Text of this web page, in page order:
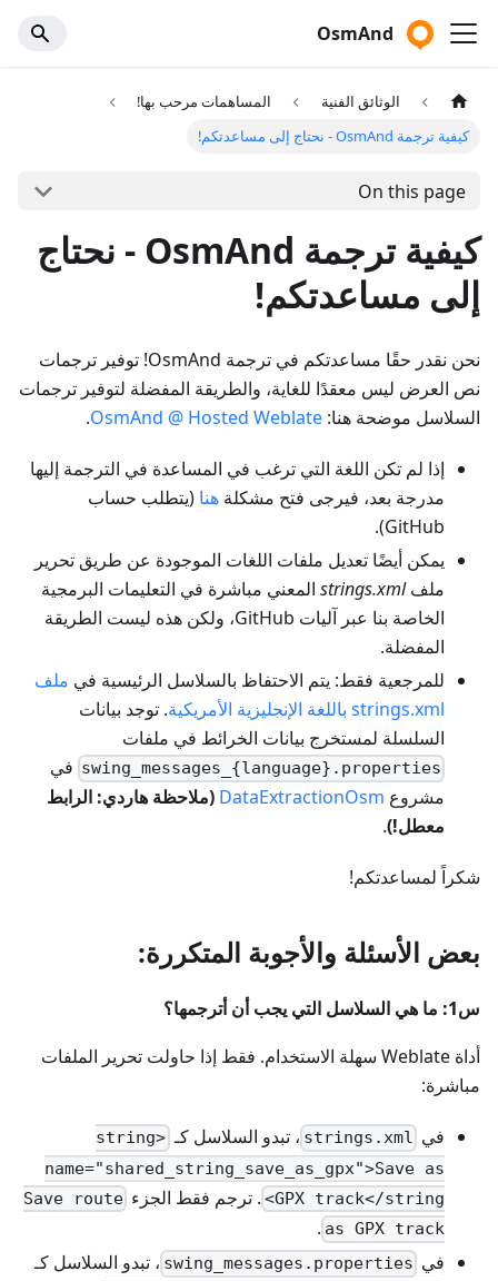
OsmAnd
الوثائق الفنية
المساهمات مرحب بها!
كيفية ترجمة OsmAnd - نحتاج إلى مساعدتكم!
On this page
كيفية ترجمة OsmAnd - نحتاج
إلى مساعدتكم!
نحن نقدر حقًا مساعدتكم في ترجمة OsmAnd! توفير ترجمات
نص العرض ليس معقدًا للغاية، والطريقة المفضلة لتوفير ترجمات
السلاسل موضحة هنا: OsmAnd @ Hosted Weblate
.
إذا لم تكن اللغة التي ترغب في المساعدة في الترجمة إليها
مدرجة بعد، فيرجى فتح مشكلة هنا (يتطلب حساب
GitHub).
يمكن أيضًا تعديل ملفات اللغات الموجودة عن طريق تحرير
ملفstrings.xml المعني مباشرة في التعليمات البرمجية
الخاصة بنا عبر آليات GitHub، ولكن هذه ليست الطريقة
المفضلة.
للمرجعية فقط: يتم الاحتفاظ بالسلاسل الرئيسية في ملف
strings.xml باللغة الإنجليزية الأمريكية
. توجد بيانات
السلسلة لمستخرج بيانات الخرائط في ملفات
swing_messages_{language}.properties في
مشروع DataExtractionOsm (ملاحظة هاردي: الرابط
معطل!).
شكراً لمساعدتكم!
بعض الأسئلة والأجوبة المتكررة:
س1: ما هي السلاسل التي يجب أن أترجمها؟
أداة Weblate سهلة الاستخدام. فقط إذا حاولت تحرير الملفات
مباشرة:
في strings.xml ، تبدو السلاسل كـ
<string
name="shared_string_save_as_gpx">Save as
GPX track</string>
. ترجم فقط الجزءSave route
as GPX track
.
في swing_messages.properties ، تبدو السلاسل كـ